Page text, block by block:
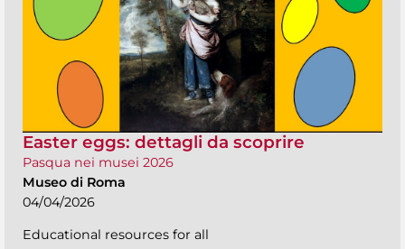
Easter eggs: dettagli da scoprire
Pasqua nei musei 2026
Museo di Roma
04/04/2026
Educational resources for all